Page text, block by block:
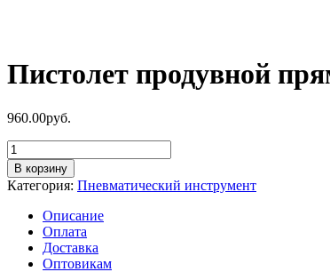
Пистолет продувной
960.00руб.
Количество
товара
Пистолет
продувной
прямой,
телескопический
В корзину
Категория: Пневматический инструмент
Описание
Оплата
Доставка
Оптовикам